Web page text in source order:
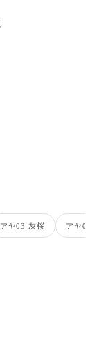
アヤ03 灰桜 アヤ04 蘇